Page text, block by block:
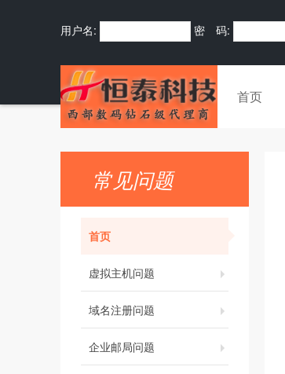
用户名: 密 码:
首页
常见问题
首页
虚拟主机问题
域名注册问题
企业邮局问题